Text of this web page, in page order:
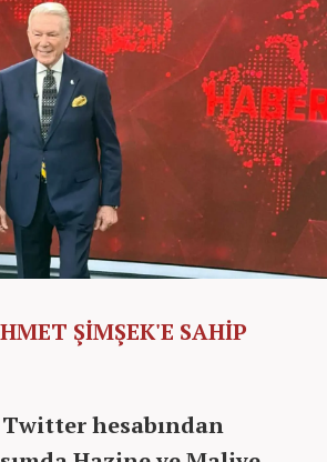
ŞİMŞEK'E SAHİP
hesabından